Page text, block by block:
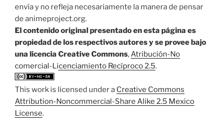
envía y no refleja necesariamente la manera de pensar
de animeproject.org.
El contenido original presentado en esta página es
propiedad de los respectivos autores y se provee bajo
una licencia Creative Commons,Atribución-No
comercial-Licenciamiento Recíproco 2.5.
This work is licensed under a Creative Commons
Attribution-Noncommercial-Share Alike 2.5 Mexico
License.